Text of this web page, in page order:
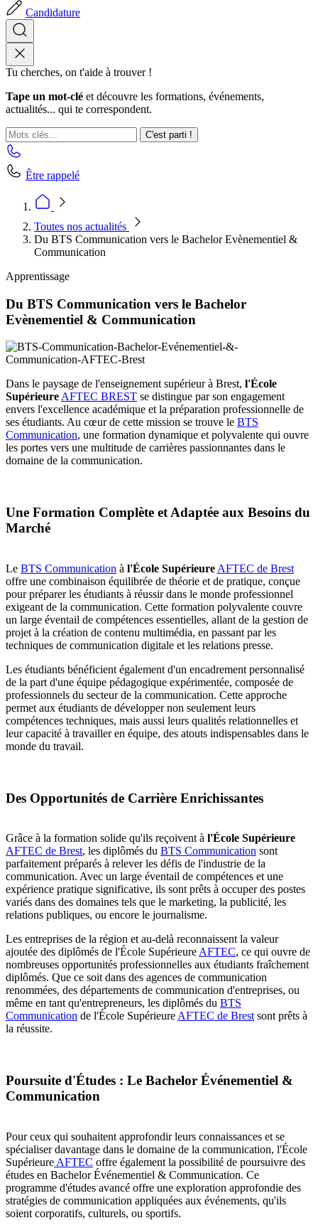
Candidature
Tu cherches, on t'aide à trouver !
Tape un mot-clé et découvre les formations, événements,
actualités... qui te correspondent.
C'est parti !
Être rappelé
Toutes nos actualités
Du BTS Communication vers le Bachelor Evènementiel &
Communication
Apprentissage
Du BTS Communication vers le Bachelor
Evènementiel & Communication
Dans le paysage de l'enseignement supérieur à Brest, l'École
SupérieureAFTEC BREST se distingue par son engagement
envers l'excellence académique et la préparation professionnelle de
ses étudiants. Au cœur de cette mission se trouve le BTS
Communication, une formation dynamique et polyvalente qui ouvre
les portes vers une multitude de carrières passionnantes dans le
domaine de la communication.
Une Formation Complète et Adaptée aux Besoins du
Marché
Le BTS Communication à l'École Supérieure AFTEC de Brest
offre une combinaison équilibrée de théorie et de pratique, conçue
pour préparer les étudiants à réussir dans le monde professionnel
exigeant de la communication. Cette formation polyvalente couvre
un large éventail de compétences essentielles, allant de la gestion de
projet à la création de contenu multimédia, en passant par les
techniques de communication digitale et les relations presse.
Les étudiants bénéficient également d'un encadrement personnalisé
de la part d'une équipe pédagogique expérimentée, composée de
professionnels du secteur de la communication. Cette approche
permet aux étudiants de développer non seulement leurs
compétences techniques, mais aussi leurs qualités relationnelles et
leur capacité à travailler en équipe, des atouts indispensables dans le
monde du travail.
Des Opportunités de Carrière Enrichissantes
Grâce à la formation solide qu'ils reçoivent à l'École Supérieure
AFTEC de Brest, les diplômés du BTS Communication sont
parfaitement préparés à relever les défis de l'industrie de la
communication. Avec un large éventail de compétences et une
expérience pratique significative, ils sont prêts à occuper des postes
variés dans des domaines tels que le marketing, la publicité, les
relations publiques, ou encore le journalisme.
Les entreprises de la région et au-delà reconnaissent la valeur
ajoutée des diplômés de l'École Supérieure AFTEC, ce qui ouvre de
nombreuses opportunités professionnelles aux étudiants fraîchement
diplômés. Que ce soit dans des agences de communication
renommées, des départements de communication d'entreprises, ou
même en tant qu'entrepreneurs, les diplômés du BTS
Communication de l'École Supérieure AFTEC de Brest sont prêts à
la réussite.
Poursuite d'Études : Le Bachelor Événementiel &
Communication
Pour ceux qui souhaitent approfondir leurs connaissances et se
spécialiser davantage dans le domaine de la communication, l'École
Supérieure AFTEC offre également la possibilité de poursuivre des
études en Bachelor Événementiel & Communication. Ce
programme d'études avancé offre une exploration approfondie des
stratégies de communication appliquées aux événements, qu'ils
soient corporatifs, culturels, ou sportifs.